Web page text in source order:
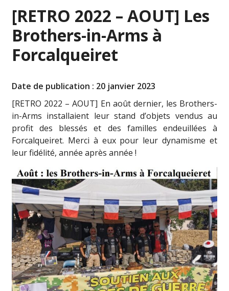
[RETRO 2022 – AOUT] Les
Brothers-in-Arms à
Forcalqueiret
Date de publication : 20 janvier 2023
[RETRO 2022 – AOUT] En août dernier, les Brothers-
in-Arms installaient leur stand d’objets vendus au
profit des blessés et des familles endeuillées à
Forcalqueiret. Merci à eux pour leur dynamisme et
leur fidélité, année après année !